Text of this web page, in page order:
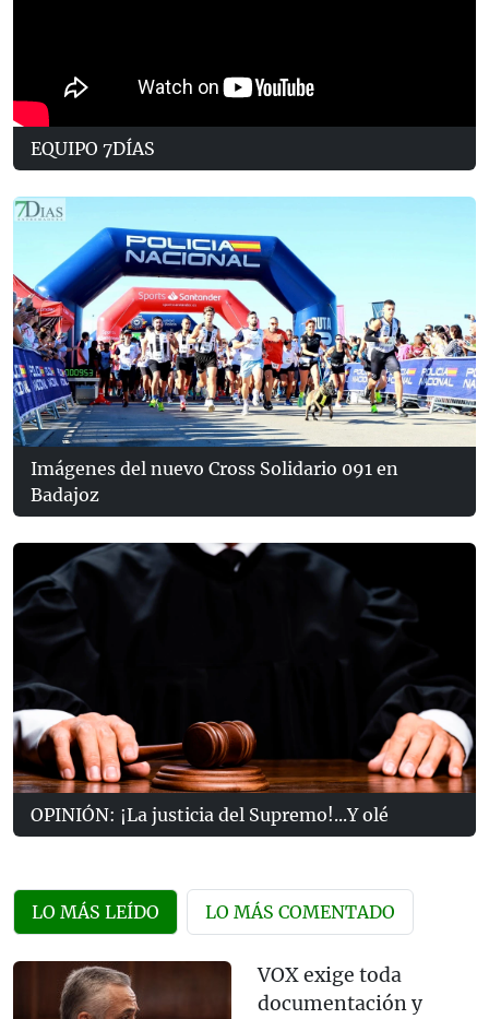
EQUIPO 7DÍAS
Imágenes del nuevo Cross Solidario 091 en
Badajoz
OPINIÓN: ¡La justicia del Supremo!...Y olé
LO MÁS LEÍDO LO MÁS COMENTADO
VOX exige toda
documentación y